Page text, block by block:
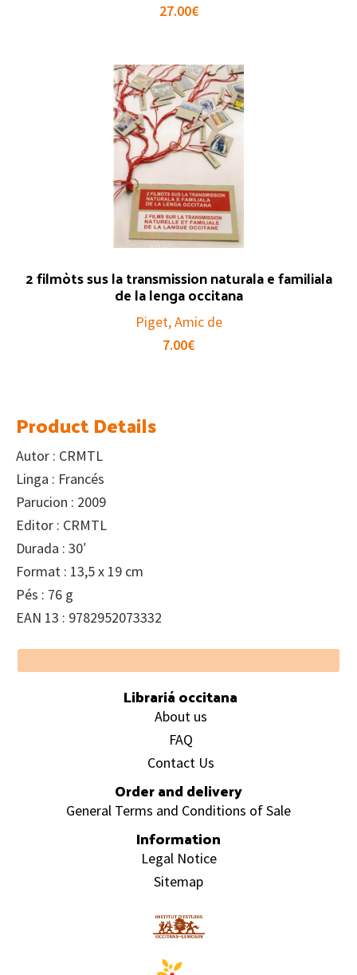
27.00€
2 filmòts sus la transmission naturala e familiala
de la lenga occitana
Piget, Amic de
7.00€
Product Details
Autor : CRMTL
Linga : Francés
Parucion : 2009
Editor : CRMTL
Durada : 30′
Format : 13,5 x 19 cm
Pés : 76 g
EAN 13 : 9782952073332
Footer
Librariá occitana
About us
FAQ
Contact Us
Order and delivery
General Terms and Conditions of Sale
Information
Legal Notice
Sitemap